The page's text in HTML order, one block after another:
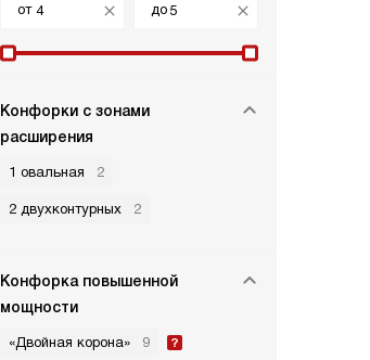
от до
Конфорки с зонами
расширения
1 овальная 2
2 двухконтурных 2
Конфорка повышенной
мощности
«Двойная корона» 9